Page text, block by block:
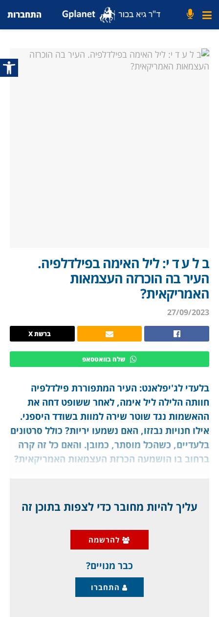
פתח
התחברות
ב ל ע ד י: ליל האימה בפילדלפיה.
העיר בה הוכרזה העצמאות
האמריקאית?
27/09/2023
ברשת X
שלח בוואטסאפ
בלעדי לג'יפלאנט: העיר המתפוררת פילדלפיה
חוותה הלילה ליל אימה, לאחר ששופט דחה את
ההאשמות נגד שוטר שירה למוות בשודד היספני.
אילו חנויות נבזזו, האם נשמעו יריות? כולל סרטונים
בלעדיים, כשהכל מוסתר, כמובן. והאם כל זה קרה
ברחוב בו הושמעה הכרזת העצמאות האמריקאית?
(עדיין לא הסתיים), בתזמון ובתרחיש מלמעלה.
לאחר ששופט דחה, כאמור, את ההאשמות נגד
שוטר, שירה למוות בגבר היספני במכונית, בעת
עליך להיות מחובר כדי לצפות בתוכן זה
להרשמה
כבר מנויים?
התחברו